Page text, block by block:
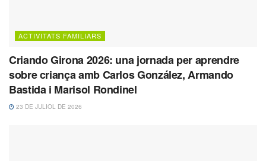
ACTIVITATS FAMILIARS
Criando Girona 2026: una jornada per aprendre
sobre criança amb Carlos González, Armando
Bastida i Marisol Rondinel
23 DE JULIOL DE 2026